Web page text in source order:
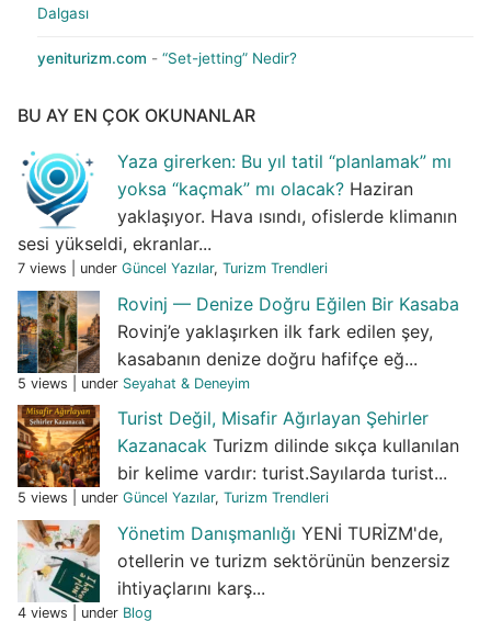
Dalgası
yeniturizm.com - “Set-jetting” Nedir?
BU AY EN ÇOK OKUNANLAR
Yaza girerken: Bu yıl tatil “planlamak” mı
yoksa “kaçmak” mı olacak? Haziran
yaklaşıyor. Hava ısındı, ofislerde klimanın
sesi yükseldi, ekranlar...
7 views under Güncel Yazılar, Turizm Trendleri
Rovinj — Denize Doğru Eğilen Bir Kasaba
Rovinj’e yaklaşırken ilk fark edilen şey,
kasabanın denize doğru hafifçe eğ...
5 views under Seyahat & Deneyim
Turist Değil, Misafir Ağırlayan Şehirler
Kazanacak Turizm dilinde sıkça kullanılan
bir kelime vardır: turist.Sayılarda turist...
5 views under Güncel Yazılar, Turizm Trendleri
Yönetim Danışmanlığı YENİ TURİZM'de,
otellerin ve turizm sektörünün benzersiz
ihtiyaçlarını karş...
4 views under Blog